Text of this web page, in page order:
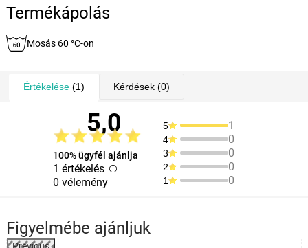
Termékápolás
Mosás 60 °C-on
Értékelése(1) Kérdések(0)
5,0
100% ügyfél ajánlja
1 értékelés
0 vélemény
5 1
4 0
3 0
2 0
1 0
Figyelmébe ajánljuk